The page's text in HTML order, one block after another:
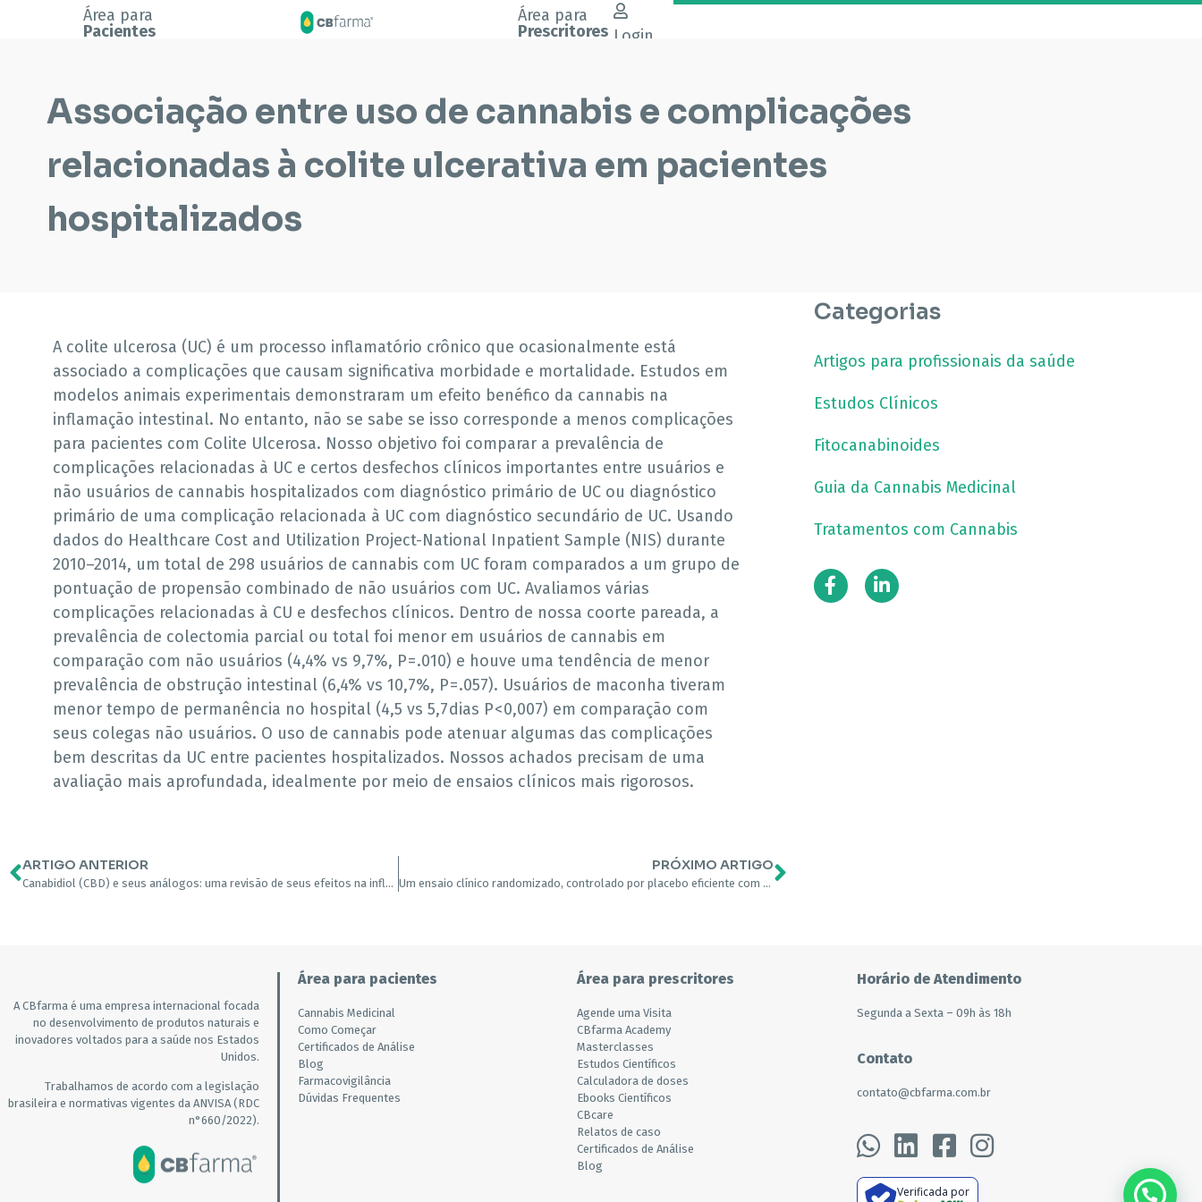
Área para
Pacientes
Área para
Prescritores Login
Associação entre uso de cannabis e complicações
relacionadas à colite ulcerativa em pacientes
hospitalizados
A colite ulcerosa (UC) é um processo inflamatório crônico que ocasionalmente está
associado a complicações que causam significativa morbidade e mortalidade. Estudos em
modelos animais experimentais demonstraram um efeito benéfico da cannabis na
inflamação intestinal. No entanto, não se sabe se isso corresponde a menos complicações
para pacientes com Colite Ulcerosa. Nosso objetivo foi comparar a prevalência de
complicações relacionadas à UC e certos desfechos clínicos importantes entre usuários e
não usuários de cannabis hospitalizados com diagnóstico primário de UC ou diagnóstico
primário de uma complicação relacionada à UC com diagnóstico secundário de UC. Usando
dados do Healthcare Cost and Utilization Project-National Inpatient Sample (NIS) durante
2010–2014, um total de 298 usuários de cannabis com UC foram comparados a um grupo de
pontuação de propensão combinado de não usuários com UC. Avaliamos várias
complicações relacionadas à CU e desfechos clínicos. Dentro de nossa coorte pareada, a
prevalência de colectomia parcial ou total foi menor em usuários de cannabis em
comparação com não usuários (4,4% vs 9,7%, P = .010) e houve uma tendência de menor
prevalência de obstrução intestinal (6,4% vs 10,7%, P = .057). Usuários de maconha tiveram
menor tempo de permanência no hospital (4,5 vs 5,7 dias P < 0,007) em comparação com
seus colegas não usuários. O uso de cannabis pode atenuar algumas das complicações
bem descritas da UC entre pacientes hospitalizados. Nossos achados precisam de uma
avaliação mais aprofundada, idealmente por meio de ensaios clínicos mais rigorosos.
ARTIGO ANTERIOR
Canabidiol (CBD) e seus análogos: uma revisão de seus efeitos na inflamação
PRÓXIMO ARTIGO
Um ensaio clínico randomizado, controlado por placebo eficiente com o inibidor irreversível de ácido graxo amida hidrolase-1 PF-04457845, que modula os endocanabinóides, mas falha em induzir analgesia eficaz em pacientes com dor devido à osteoartrite do joelho
Categorias
Artigos para profissionais da saúde
Estudos Clínicos
Fitocanabinoides
Guia da Cannabis Medicinal
Tratamentos com Cannabis
A CBfarma é uma empresa internacional focada
no desenvolvimento de produtos naturais e
inovadores voltados para a saúde nos Estados
Unidos.
Trabalhamos de acordo com a legislação
brasileira e normativas vigentes da ANVISA (RDC
n°660/2022).
Área para pacientes
Cannabis Medicinal
Como Começar
Certificados de Análise
Blog
Farmacovigilância
Dúvidas Frequentes
Área para prescritores
Agende uma Visita
CBfarma Academy
Masterclasses
Estudos Científicos
Calculadora de doses
Ebooks Científicos
CBcare
Relatos de caso
Certificados de Análise
Blog
Horário de Atendimento
Segunda a Sexta – 09h às 18h
Contato
contato@cbfarma.com.br
Verificada por